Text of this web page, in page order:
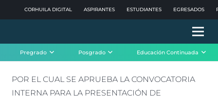
CORHUILA DIGITAL ASPIRANTES ESTUDIANTES EGRESADOS
Pregrado Posgrado Educación Continuada
POR EL CUAL SE APRUEBA LA CONVOCATORIA
INTERNA PARA LA PRESENTACIÓN DE